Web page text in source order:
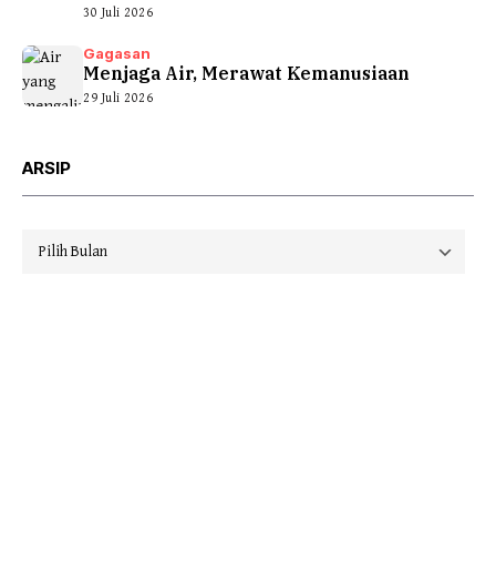
30 Juli 2026
Gagasan
Menjaga Air, Merawat Kemanusiaan
29 Juli 2026
ARSIP
Arsip